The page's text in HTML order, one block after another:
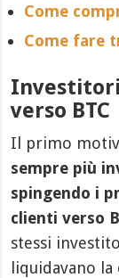
Come
Come fare
verso BTC
Il primo
sempre più
spingendo i
clienti verso
stessi
liquidavano la